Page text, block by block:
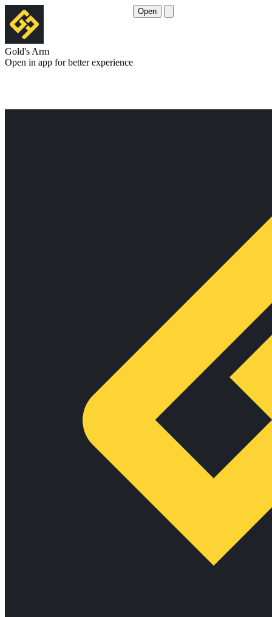
Gold's Arm
Open in app for better experience
Open